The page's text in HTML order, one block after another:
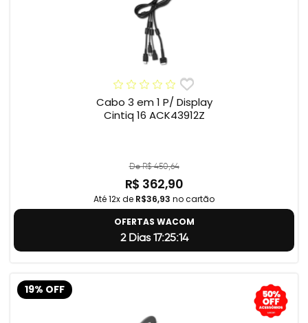
Cabo 3 em 1 P/ Display
Cintiq 16 ACK43912Z
De R$ 450,64
R$ 362,90
Até 12x de R$36,93 no cartão
OFERTAS WACOM
2 Dias 17:25:13
19% OFF